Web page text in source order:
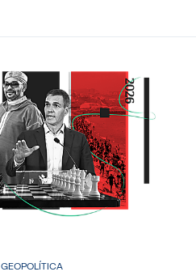
GEOPOLÍTICA